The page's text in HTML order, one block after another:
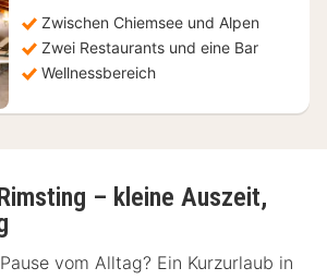
129
€
Zwischen Chiemsee und Alpen
Zwei Restaurants und eine Bar
Wellnessbereich
– kleine Auszeit,
vom Alltag? Ein Kurzurlaub in